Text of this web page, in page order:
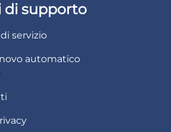
di supporto
servizio
automatico